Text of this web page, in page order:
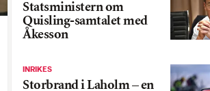
Statsministern om
Quisling-samtalet med
Åkesson
INRIKES
Storbrand i Laholm – en